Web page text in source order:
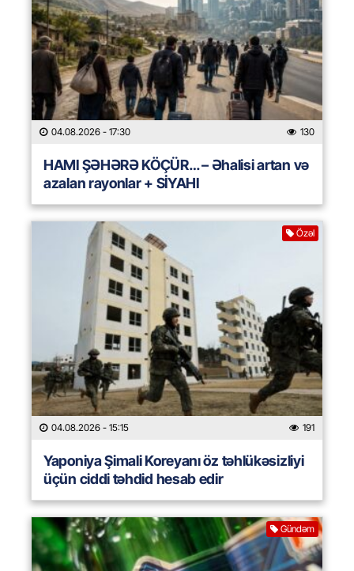
04.08.2026 - 17:30 130
HAMI ŞƏHƏRƏ KÖÇÜR… – Əhalisi artan və
azalan rayonlar + SİYAHI
Özəl
04.08.2026 - 15:15 191
Yaponiya Şimali Koreyanı öz təhlükəsizliyi
üçün ciddi təhdid hesab edir
Gündəm